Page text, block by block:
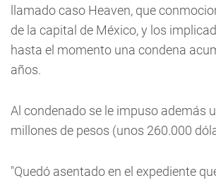
llamado caso Heaven, que
de la capital de México, y los
hasta el momento una condena
años.
Al condenado se le impuso además
millones de pesos (unos 260.000
"Quedó asentado en el expediente